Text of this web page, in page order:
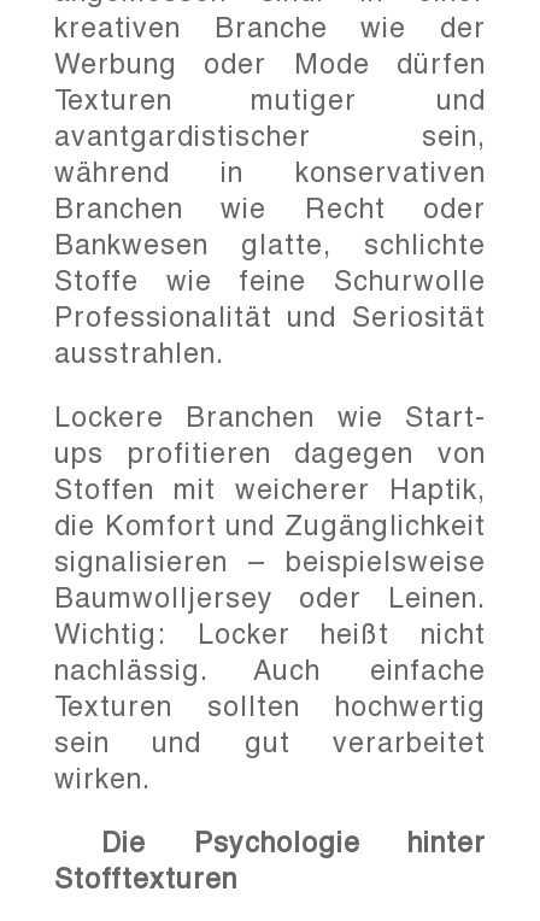
kreativen Branche wie der
Werbung oder Mode dürfen
Texturen mutiger und
avantgardistischer sein,
während in konservativen
Branchen wie Recht oder
Bankwesen glatte, schlichte
Stoffe wie feine Schurwolle
Professionalität und Seriosität
ausstrahlen.
Lockere Branchen wie Start-
ups profitieren dagegen von
Stoffen mit weicherer Haptik,
die Komfort und Zugänglichkeit
signalisieren – beispielsweise
Baumwolljersey oder Leinen.
Wichtig: Locker heißt nicht
nachlässig. Auch einfache
Texturen sollten hochwertig
sein und gut verarbeitet
wirken.
Die Psychologie hinter
Stofftexturen